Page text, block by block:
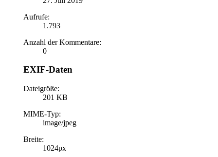
Aufrufe:
1.793
Anzahl der Kommentare:
0
EXIF-Daten
Dateigröße:
201 KB
MIME-Typ:
image/jpeg
Breite:
1024px